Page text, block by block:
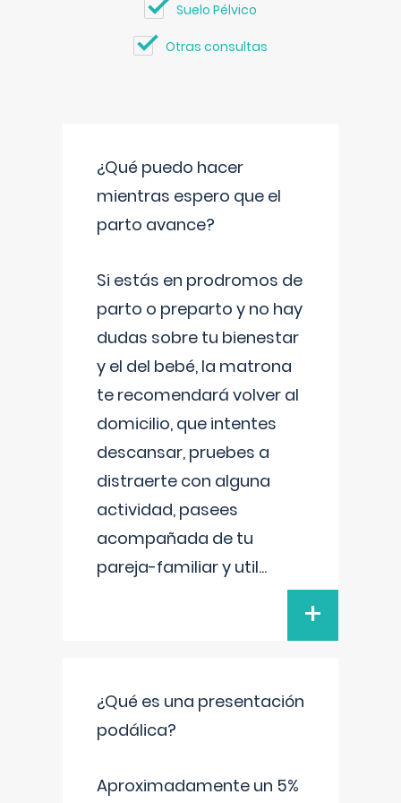
Suelo Pélvico
Otras consultas
¿Qué puedo hacer
mientras espero que el
parto avance?
Si estás en prodromos de
parto o preparto y no hay
dudas sobre tu bienestar
y el del bebé, la matrona
te recomendará volver al
domicilio, que intentes
descansar, pruebes a
distraerte con alguna
actividad, pasees
acompañada de tu
pareja-familiar y util...
+
¿Qué es una presentación
podálica?
Aproximadamente un 5%